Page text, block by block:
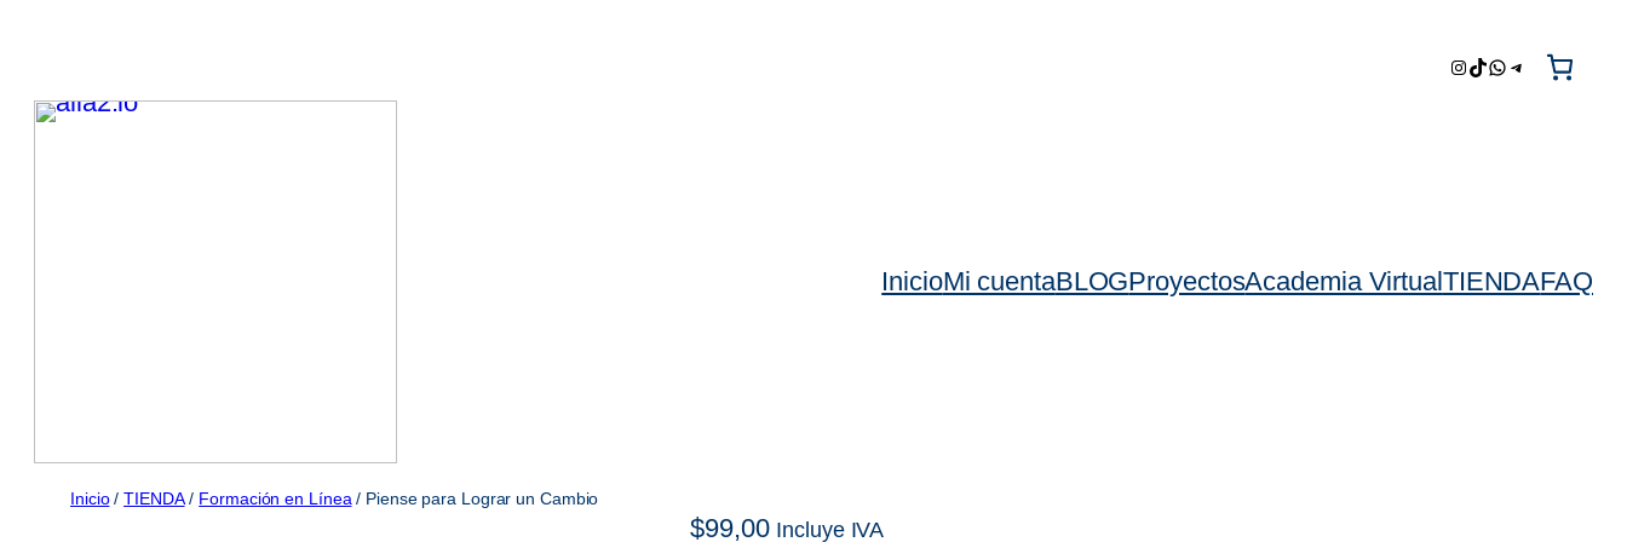
contenido
Instagram
TikTok
WhatsApp
Telegram
InicioMi cuentaBLOGProyectosAcademia VirtualTIENDAFAQ
Inicio/TIENDA/ Formación en Línea / Piense para Lograr un Cambio
$99,00 Incluye IVA